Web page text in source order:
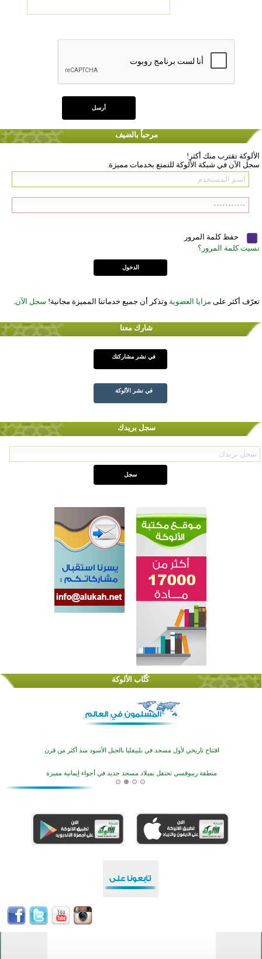
مرحباً بالضيف
الألوكة تقترب منك أكثر!
سجل الآن في شبكة الألوكة للتمتع بخدمات مميزة.
حفظ كلمة المرور
نسيت كلمة المرور؟
تعرّف أكثر على مزايا العضوية وتذكر أن جميع خدماتنا المميزة مجانية! سجل الآن
شارك معنا
في نشر مشاركتك
في نشر الألوكة
سجل بريدك
كُتَّاب الألوكة
اختتام الدورة التاسعة لمسابقة حفظ وتلاوة القرآن الكريم في أزناكاييف
تيسليتش تختتم برنامجا تعليميا لتعزيز القيم وبناء الشخصية للشباب المسلمين
اختتام منافسات قرآنية متميزة في بنغلاديش بمشاركة 3000 متسابق
أكبر مشروع إسلامي في ريف أستراليا يفتتح أبوابه بعد سنوات من العمل والعطاء
اختتام الدورة التاسعة لمسابقة حفظ وتلاوة القرآن الكريم في أزناكاييف